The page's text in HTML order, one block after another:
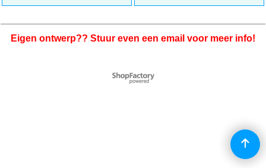
Eigen ontwerp?? Stuur even een email voor meer info!
Webwinkel gemaakt met
ShopFactory webwinkel